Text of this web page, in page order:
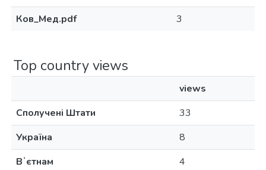
Ков_Мед.pdf
3
Top country views
views
Сполучені Штати
33
Україна
8
Вʼєтнам
4